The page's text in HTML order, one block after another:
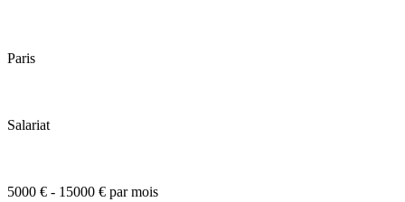
Paris
Salariat
5000 € - 15000 € par mois